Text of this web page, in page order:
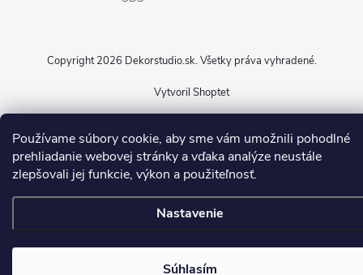
Používame súbory cookie, aby sme vám umožnili pohodlné
prehliadanie webovej stránky a vďaka analýze neustále
zlepšovali jej funkcie, výkon a použiteľnosť.
Nastavenie
Súhlasím
Vytvoril Shoptet
Copyright 2026 Dekorstudio.sk. Všetky práva vyhradené.